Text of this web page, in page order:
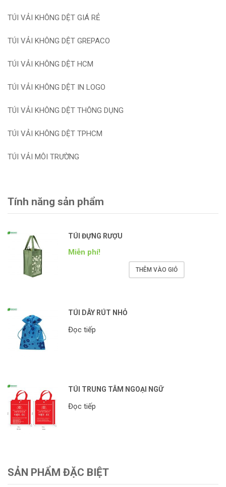
TÚI VẢI KHÔNG DỆT GIÁ RẺ
TÚI VẢI KHÔNG DỆT GREPACO
TÚI VẢI KHÔNG DỆT HCM
TÚI VẢI KHÔNG DỆT IN LOGO
TÚI VẢI KHÔNG DỆT THÔNG DỤNG
TÚI VẢI KHÔNG DỆT TPHCM
TÚI VẢI MÔI TRƯỜNG
Tính năng sản phẩm
TÚI ĐỰNG RƯỢU
Miễn phí!
THÊM VÀO GIỎ
TÚI DÂY RÚT NHỎ
Đọc tiếp
TÚI TRUNG TÂM NGOẠI NGỮ
Đọc tiếp
SẢN PHẨM ĐẶC BIỆT